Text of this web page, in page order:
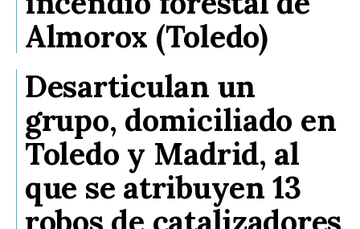
Almorox (Toledo)
Desarticulan un
grupo, domiciliado en
Toledo y Madrid, al
que se atribuyen 13
robos de catalizadores